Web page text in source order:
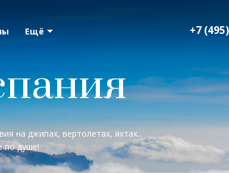
Ещё +7
на джипах, вертолетах, яхтах...
по душе!